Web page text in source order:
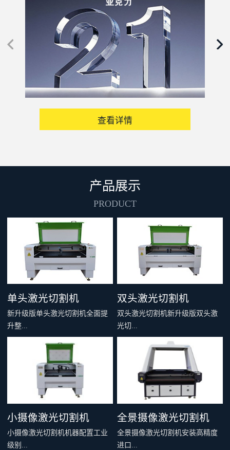
查看详情
产品展示
PRODUCT
单头激光切割机
新升级版单头激光切割机全面提
升整...
机刚性和结构稳定性，多个型号
可供选择，适合绝大多数非金属
材料的切割雕刻，例如：亚克
力、木料、皮革、布料、毛料、
太阳能板等，是你购买入门级激
光切割机的首选。
双头激光切割机
双头激光切割机新升级版双头激
光切...
割机全面提升整机刚性和结构稳
定性，多个型号可供选择，适合
绝大多数非金属材料的切割雕
刻，例如：亚克力、木料、皮
革、布料、毛料、太阳能板等，
是你购买入门级激光切割机的首
选。
小摄像激光切割机
小摄像激光切割机机器配置工业
级别...
全景摄像激光切割机
全景摄像激光切割机安装高精度
进口...